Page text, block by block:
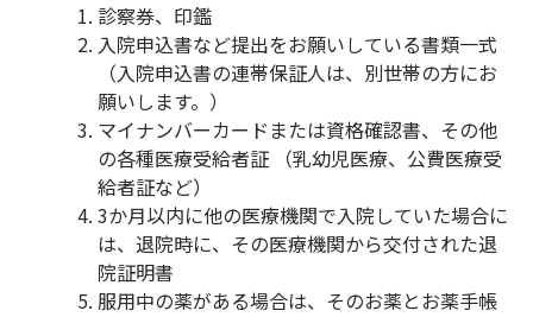
診察券、印鑑
入院申込書など提出をお願いしている書類一式
（入院申込書の連帯保証人は、別世帯の方にお
願いします。）
マイナンバーカードまたは資格確認書、その他
の各種医療受給者証 （乳幼児医療、公費医療受
給者証など）
3か月以内に他の医療機関で入院していた場合に
は、退院時に、その医療機関から交付された退
院証明書
服用中の薬がある場合は、そのお薬とお薬手帳